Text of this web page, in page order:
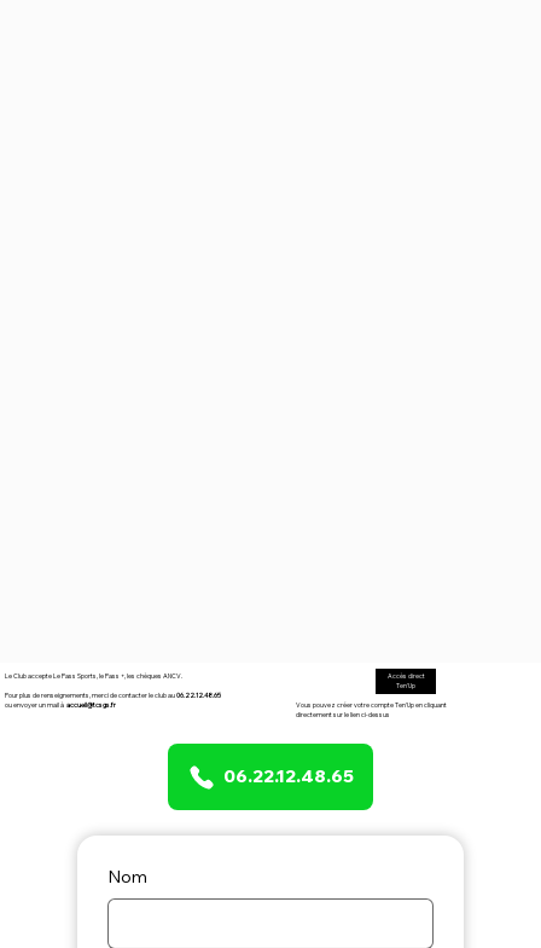
06.22.12.48.65
Nom
Le Club accepte Le Pass Sports, le Pass +, les chèques ANCV.
Pour plus de renseignements, merci de contacter le club au06.22.12.48.65
ou envoyer un mail àaccueil@tcsgs.fr
Accès direct
Ten'Up
Vous pouvez créer votre compte Ten'Up en cliquant
directement sur le lien ci-dessus